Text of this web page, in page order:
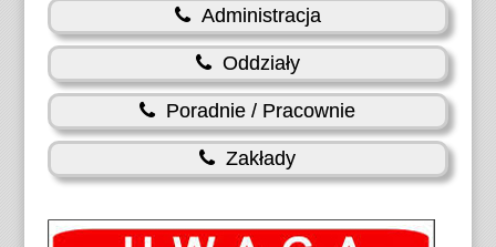
Administracja
Oddziały
Poradnie / Pracownie
Zakłady